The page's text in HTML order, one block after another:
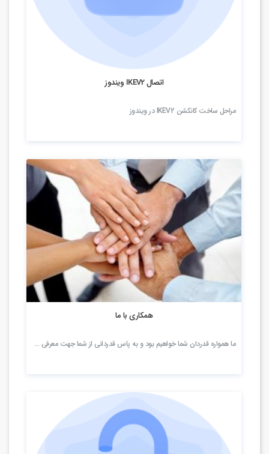
اتصال IKEV2 ویندوز
مراحل ساخت کانکشن IKEV2 در ویندوز
همکاری با ما
ما همواره قدردان شما خواهیم بود و به پاس قدردانی از شما جهت معرفی …